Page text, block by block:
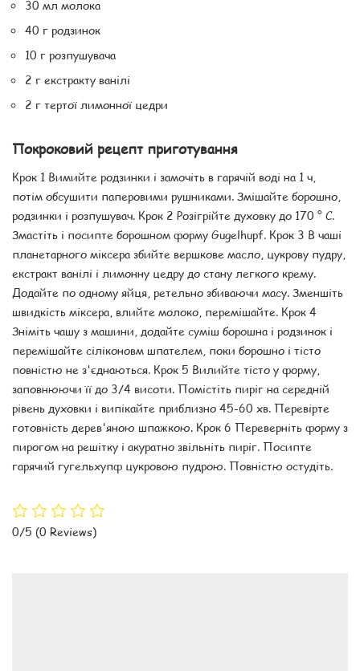
30 мл молока
40 г родзинок
10 г розпушувача
2 г екстракту ванілі
2 г тертої лимонної цедри
Покроковий рецепт приготування
Крок 1 Вимийте родзинки і замочіть в гарячій воді на 1 ч,
потім обсушити паперовими рушниками. Змішайте борошно,
родзинки і розпушувач. Крок 2 Розігрійте духовку до 170 ° С.
Змастіть і посипте борошном форму Gugelhupf. Крок 3 В чаші
планетарного міксера збийте вершкове масло, цукрову пудру,
екстракт ванілі і лимонну цедру до стану легкого крему.
Додайте по одному яйця, ретельно збиваючи масу. Зменшіть
швидкість міксера, влийте молоко, перемішайте. Крок 4
Зніміть чашу з машини, додайте суміш борошна і родзинок і
перемішайте сіліконовм шпателем, поки борошно і тісто
повністю не з'єднаються. Крок 5 Вилийте тісто у форму,
заповнюючи її до 3/4 висоти. Помістіть пиріг на середній
рівень духовки і випікайте приблизно 45-60 хв. Перевірте
готовність дерев'яною шпажкою. Крок 6 Переверніть форму з
пирогом на решітку і акуратно звільніть пиріг. Посипте
гарячий гугельхупф цукровою пудрою. Повністю остудіть.
0/5 (0 Reviews)